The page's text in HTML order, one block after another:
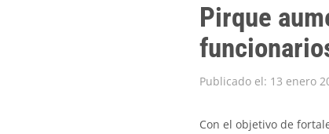
Pirque
Publicado el: 13 enero
Con el objetivo de